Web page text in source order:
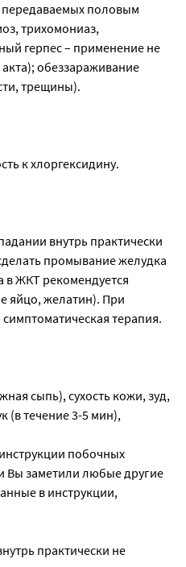
половым
трихомониаз,
герпес – применение не
обеззараживание
трещины).
к хлоргексидину.
внутрь практически
промывание желудка
в ЖКТ рекомендуется
яйцо, желатин). При
терапия.
сыпь), сухость кожи, зуд,
(в течение 3-5 мин),
побочных
Вы заметили любые другие
в инструкции,
практически не